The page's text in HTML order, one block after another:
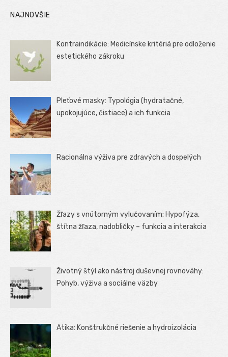
NAJNOVŠIE
Kontraindikácie: Medicínske kritériá pre odloženie
estetického zákroku
Pleťové masky: Typológia (hydratačné,
upokojujúce, čistiace) a ich funkcia
Racionálna výživa pre zdravých a dospelých
Žľazy s vnútorným vylučovaním: Hypofýza,
štítna žľaza, nadobličky – funkcia a interakcia
Životný štýl ako nástroj duševnej rovnováhy:
Pohyb, výživa a sociálne väzby
Atika: Konštrukčné riešenie a hydroizolácia